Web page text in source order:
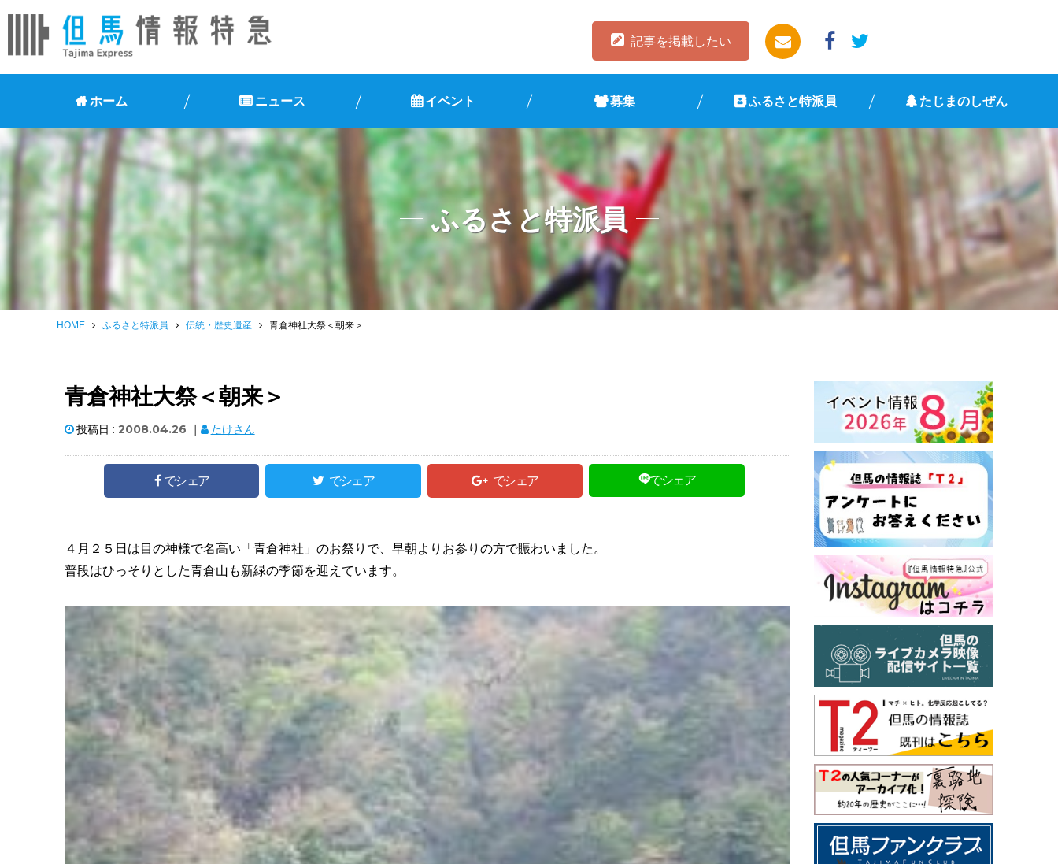
記事を掲載したい
ホーム ニュース イベント 募集 ふるさと特派員 たじまのしぜん
ふるさと特派員
HOME ふるさと特派員 伝統・歴史遺産 青倉神社大祭＜朝来＞
青倉神社大祭＜朝来＞
投稿日 : 2008.04.26 ｜ たけさん
でシェア でシェア でシェア でシェア
４月２５日は目の神様で名高い「青倉神社」のお祭りで、早朝よりお参りの方で賑わいました。
普段はひっそりとした青倉山も新緑の季節を迎えています。